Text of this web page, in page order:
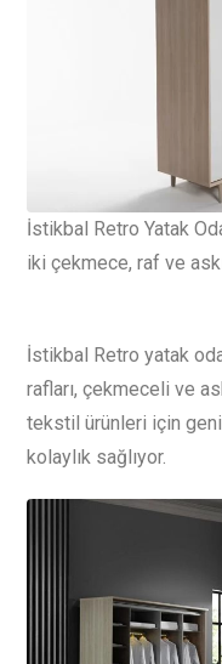
İstikbal Retro Yatak
iki çekmece, raf ve
İstikbal Retro yatak
rafları, çekmeceli ve
tekstil ürünleri için
kolaylık sağlıyor.